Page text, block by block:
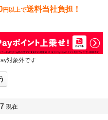
円以上で送料当社負担！
対象外です
現在